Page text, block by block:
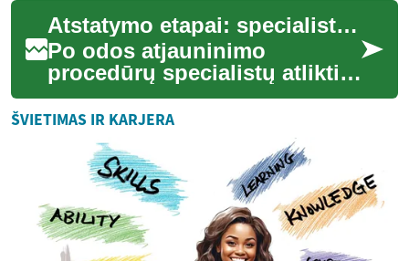
žmonių visame pasaulyje.
Pastarai...
Atstatymo etapai: specialistų veiksmai po intervencijos
Po odos atjauninimo
procedūrų specialistų atlikti
atstatymo etapai padeda
skatinti gijimą, sumažinti
pigmentacijos ir...
ŠVIETIMAS IR KARJERA